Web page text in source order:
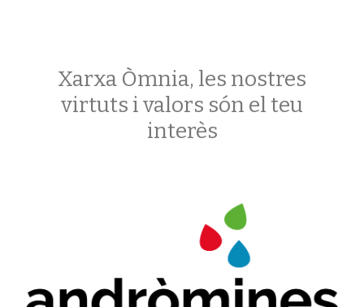
Xarxa Òmnia, les nostres
virtuts i valors són el teu
interès